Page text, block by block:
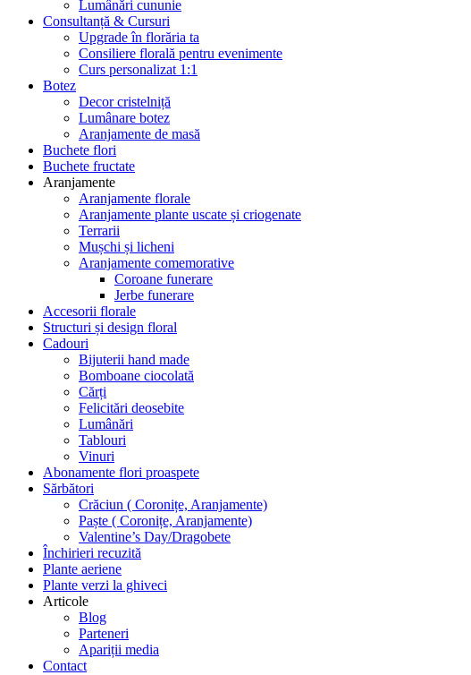
Lumânări cununie
Consultanță & Cursuri
Upgrade în florăria ta
Consiliere florală pentru evenimente
Curs personalizat 1:1
Botez
Decor cristelniță
Lumânare botez
Aranjamente de masă
Buchete flori
Buchete fructate
Aranjamente
Aranjamente florale
Aranjamente plante uscate și criogenate
Terrarii
Mușchi și licheni
Aranjamente comemorative
Coroane funerare
Jerbe funerare
Accesorii florale
Structuri și design floral
Cadouri
Bijuterii hand made
Bomboane ciocolată
Cărți
Felicitări deosebite
Lumânări
Tablouri
Vinuri
Abonamente flori proaspete
Sărbători
Crăciun ( Coronițe, Aranjamente)
Paște ( Coronițe, Aranjamente)
Valentine’s Day/Dragobete
Închirieri recuzită
Plante aeriene
Plante verzi la ghiveci
Articole
Blog
Parteneri
Apariții media
Contact